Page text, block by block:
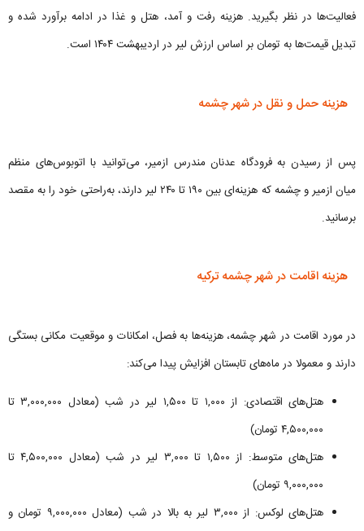
فعالیت‌ها در نظر بگیرید. هزینه رفت و آمد، هتل و غذا در ادامه برآورد شده و
تبدیل قیمت‌ها به تومان بر اساس ارزش لیر در اردیبهشت ۱۴۰۴ است.
هزینه حمل و نقل در شهر چشمه
پس از رسیدن به فرودگاه عدنان مندرس ازمیر، می‌توانید با اتوبوس‌های منظم
میان ازمیر و چشمه که هزینه‌ای بین ۱۹۰ تا ۲۴۰ لیر دارند، به‌راحتی خود را به مقصد
برسانید.
هزینه اقامت در شهر چشمه ترکیه
در مورد اقامت در شهر چشمه، هزینه‌ها به فصل، امکانات و موقعیت مکانی بستگی
دارند و معمولا در ماه‌های تابستان افزایش پیدا می‌کند:
هتل‌های اقتصادی: از ۱,۰۰۰ تا ۱,۵۰۰ لیر در شب (معادل ۳,۰۰۰,۰۰۰ تا
۴,۵۰۰,۰۰۰ تومان)
هتل‌های متوسط: از ۱,۵۰۰ تا ۳,۰۰۰ لیر در شب (معادل ۴,۵۰۰,۰۰۰ تا
۹,۰۰۰,۰۰۰ تومان)
هتل‌های لوکس: از ۳,۰۰۰ لیر به بالا در شب (معادل ۹,۰۰۰,۰۰۰ تومان و